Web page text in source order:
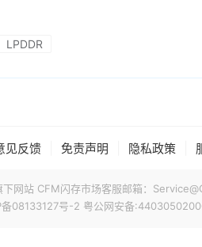
LPDDR
见反馈 免责声明 隐私政策
下网站 CFM闪存市场客服邮箱：
备08133127号-2 粤公网安备